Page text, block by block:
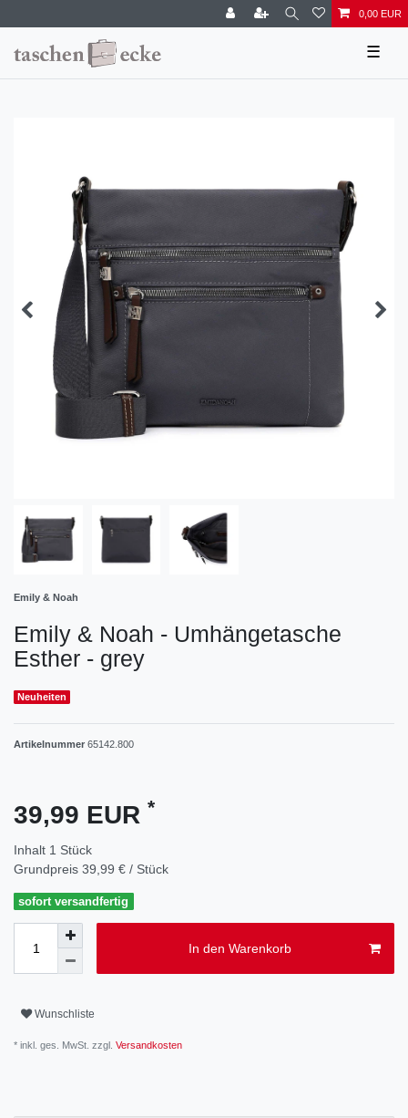
0,00 EUR
☰
Emily & Noah
Emily & Noah - Umhängetasche
Esther - grey
Neuheiten
Artikelnummer 65142.800
39,99 EUR *
Inhalt 1 Stück
Grundpreis 39,99 € / Stück
sofort versandfertig
In den Warenkorb
Wunschliste
* inkl. ges. MwSt. zzgl. Versandkosten